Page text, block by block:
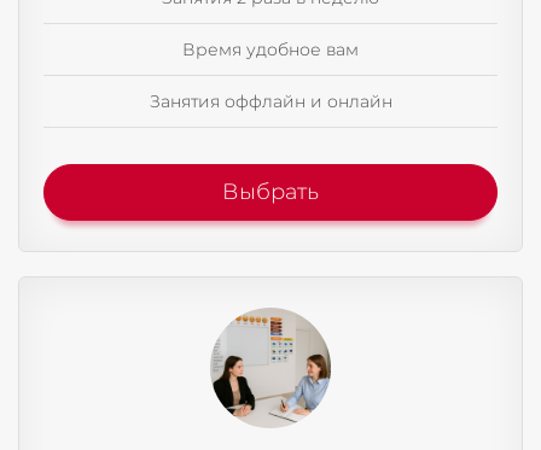
Время удобное вам
Занятия оффлайн и онлайн
Выбрать